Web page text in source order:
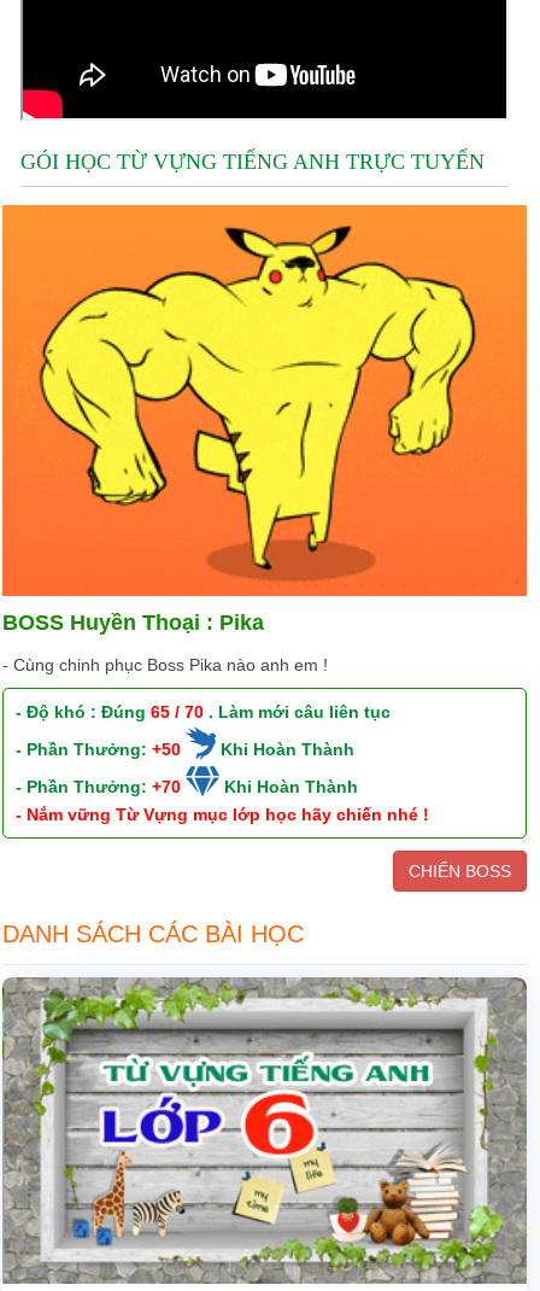
GÓI HỌC TỪ VỰNG TIẾNG ANH TRỰC TUYẾN
BOSS Huyền Thoại : Pika
- Cùng chinh phục Boss Pika nào anh em !
- Độ khó : Đúng65 / 70 . Làm mới câu liên tục
- Phần Thưởng:+50
Khi Hoàn Thành
- Phần Thưởng:+70
Khi Hoàn Thành
- Nắm vững Từ Vựng mục lớp học hãy chiến nhé !
CHIẾN BOSS
DANH SÁCH CÁC BÀI HỌC